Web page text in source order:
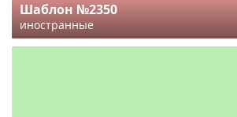
Шаблон №2350
иностранные